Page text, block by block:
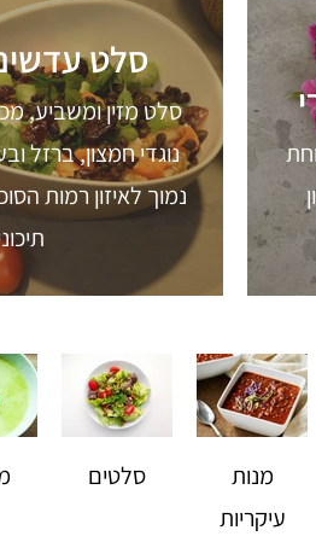
סלט
סלט מזין ומשביע,
נוגדי חמצון, ברזל
נמוך לאיזון רמות
סלטים
מנות
עיקריות